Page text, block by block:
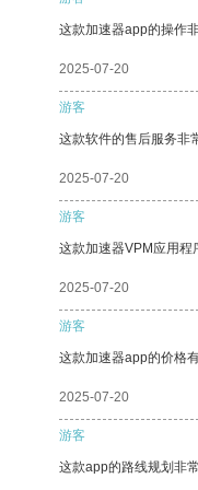
这款加速器app的操作
2025-07-20
游客
这款软件的售后服务非
2025-07-20
游客
这款加速器VPM应用程
2025-07-20
游客
这款加速器app的价格
2025-07-20
游客
这款app的路线规划非